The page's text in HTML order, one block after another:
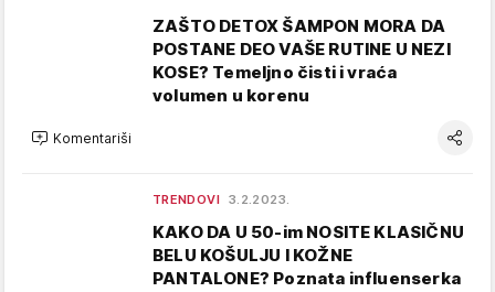
ZAŠTO DETOX ŠAMPON MORA DA
POSTANE DEO VAŠE RUTINE U NEZI
KOSE? Temeljno čisti i vraća
volumen u korenu
Komentariši
TRENDOVI 3.2.2023.
KAKO DA U 50-im NOSITE KLASIČNU
BELU KOŠULJU I KOŽNE
PANTALONE? Poznata influenserka